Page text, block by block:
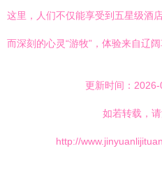
这里，人们不仅能享受到五星级酒
而深刻的心灵“游牧”，体验来自辽阔
更新时间：
如若转载，请
http://